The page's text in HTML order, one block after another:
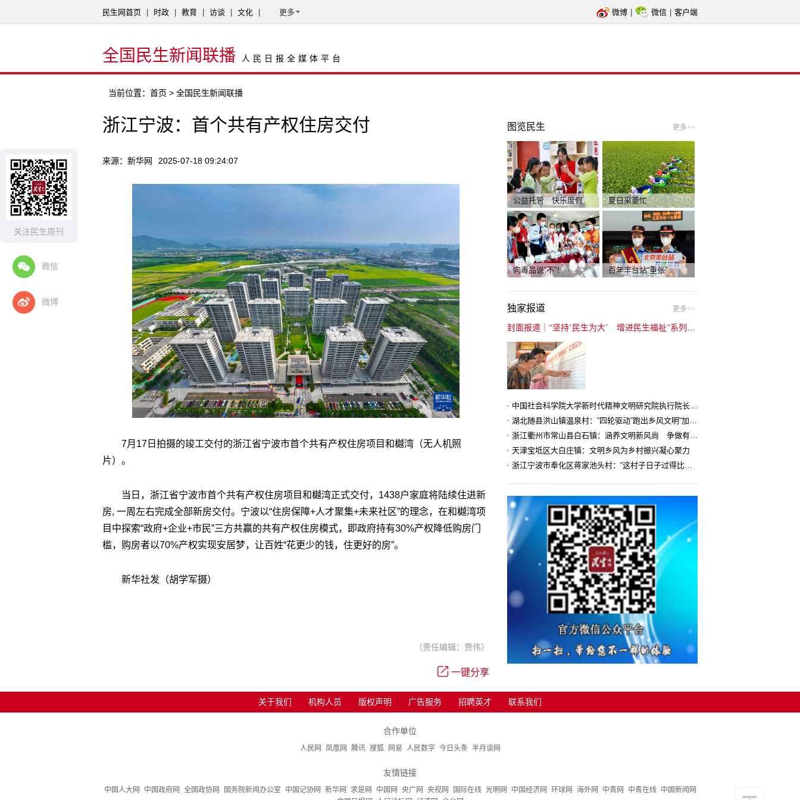
关注民生周刊
微信
微博
民生网首页 时政 教育 访谈 文化 更多 微博 微信 客户端
全国民生新闻联播 人民日报全媒体平台
当前位置： 首页 > 全国民生新闻联播
浙江宁波：首个共有产权住房交付
来源：新华网 2025-07-18 09:24:07
7月17日拍摄的竣工交付的浙江省宁波市首个共有产权住房项目和樾湾（无人机照
片）。
当日，浙江省宁波市首个共有产权住房项目和樾湾正式交付，1438户家庭将陆续住进新
房, 一周左右完成全部新房交付。宁波以“住房保障+人才聚集+未来社区”的理念，在和樾湾项
目中探索“政府+企业+市民”三方共赢的共有产权住房模式，即政府持有30%产权降低购房门
槛，购房者以70%产权实现安居梦，让百姓“花更少的钱，住更好的房”。
新华社发（胡学军摄）
（责任编辑：贾伟）
一键分享
图览民生 更多>>
公益托管 快乐度假 夏日采菱忙
向毒品说“不”！ 百年丰台站“重张”
独家报道 更多>>
中国社会科学院大学新时代精神文明研究院执行院长王维国：文明村镇创建为乡村注入持久发展动力
湖北随县洪山镇温泉村：“四轮驱动”跑出乡风文明“加速度”
浙江衢州市常山县白石镇：涵养文明新风尚 争做有礼白石人
天津宝坻区大白庄镇：文明乡风为乡村振兴凝心聚力
浙江宁波市奉化区蒋家池头村：“这村子日子过得比城里还舒心”
关于我们 机构人员 版权声明 广告服务 招聘英才 联系我们
合作单位
人民网 凤凰网 腾讯 搜狐 网易 人民数字 今日头条 半月谈网
友情链接
中国人大网 中国政府网 全国政协网 国务院新闻办公室 中国记协网 新华网 求是网 中国网 央广网 央视网 国际在线 光明网 中国经济网 环球网 海外网 中青网 中青在线
中国新闻网